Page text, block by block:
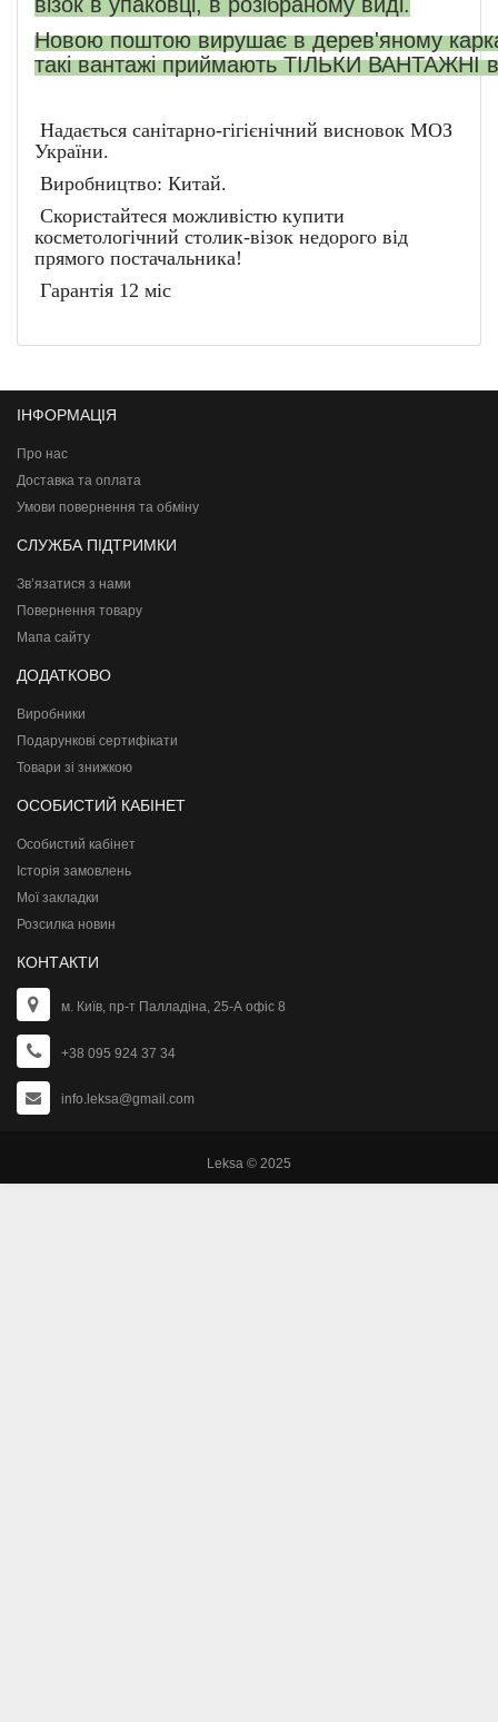
Новою поштою вирушає в дерев'яному
такі вантажі приймають ТІЛЬКИ ВАНТАЖНІ
Надається санітарно-гігієнічний висновок МОЗ
України.
Виробництво: Китай.
Скористайтеся можливістю купити
косметологічний столик-візок недорого від
прямого постачальника!
Гарантія 12 міс
ІНФОРМАЦІЯ
Про нас
Доставка та оплата
Умови повернення та обміну
СЛУЖБА ПІДТРИМКИ
Зв’язатися з нами
Повернення товару
Мапа сайту
ДОДАТКОВО
Виробники
Подарункові сертифікати
Товари зі знижкою
ОСОБИСТИЙ КАБІНЕТ
Особистий кабінет
Історія замовлень
Мої закладки
Розсилка новин
КОНТАКТИ
м. Київ, пр-т Палладіна, 25-А офіс 8
+38 095 924 37 34
info.leksa@gmail.com
Leksa © 2025